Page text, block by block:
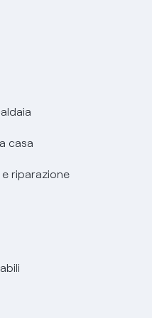
per offerte Fibra
casa
riparazione